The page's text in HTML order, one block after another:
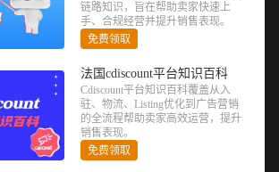
链路知识，旨在帮助卖家快速上
手、合规经营并提升销售表现。
免费领取
法国cdiscount平台知识百科
Cdiscount平台知识百科覆盖从入
驻、物流、Listing优化到广告营销
的全流程帮助卖家高效运营，提升
销售表现。
免费领取